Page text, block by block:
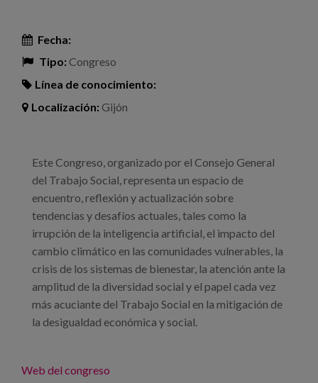
Fecha:
Tipo:Congreso
Línea de conocimiento:
Localización:Gijón
Este Congreso, organizado por el Consejo General
del Trabajo Social, representa un espacio de
encuentro, reflexión y actualización sobre
tendencias y desafíos actuales, tales como la
irrupción de la inteligencia artificial, el impacto del
cambio climático en las comunidades vulnerables, la
crisis de los sistemas de bienestar, la atención ante la
amplitud de la diversidad social y el papel cada vez
más acuciante del Trabajo Social en la mitigación de
la desigualdad económica y social.
Web del congreso